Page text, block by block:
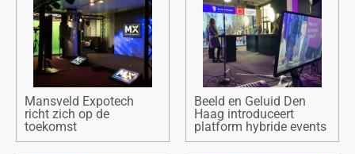
Mansveld Expotech
richt zich op de
toekomst
Beeld en Geluid Den
Haag introduceert
platform hybride events